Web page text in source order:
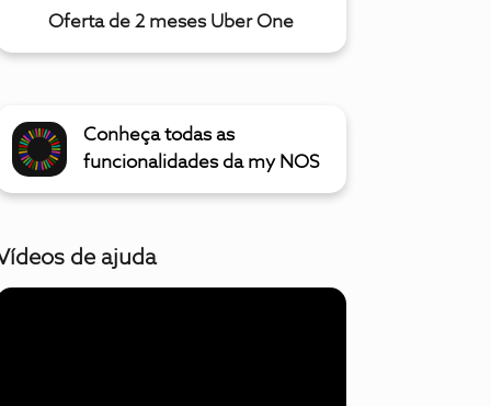
Oferta de 2 meses Uber One
Conheça todas as
funcionalidades da my NOS
de ajuda